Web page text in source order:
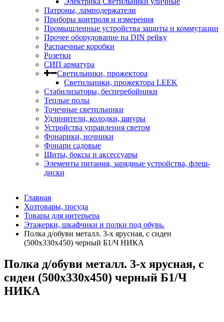
Патроны, ламподержатели
Приборы контроля и измерения
Промышленные устройства защиты и коммутации
Прочее оборудование на DIN рейку
Распаечные коробки
Розетки
СИП арматура
Светильники, прожектора
Светильники, прожектора LEEK
Стабилизаторы, бесперебойники
Теплые полы
Точечные светильники
Удлинители, колодки, шнуры
Устройства управления светом
Фонарики, ночники
Фонари садовые
Щиты, боксы и аксессуары
Элементы питания, зарядные устройства, флеш-
диски
Главная
Хозтовары, посуда
Товары для интерьера
Этажерки, шкафчики и полки под обувь.
Полка д/обуви металл. 3-х ярусная, с сиден
(500х330х450) черный Б1/Ч НИКА
Полка д/обуви металл. 3-х ярусная, с
сиден (500х330х450) черный Б1/Ч
НИКА